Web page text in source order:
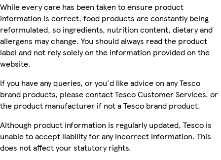
While every care has been taken to ensure product
information is correct, food products are constantly being
reformulated, so ingredients, nutrition content, dietary and
allergens may change. You should always read the product
label and not rely solely on the information provided on the
website.
If you have any queries, or you'd like advice on any Tesco
brand products, please contact Tesco Customer Services, or
the product manufacturer if not a Tesco brand product.
Although product information is regularly updated, Tesco is
unable to accept liability for any incorrect information. This
does not affect your statutory rights.